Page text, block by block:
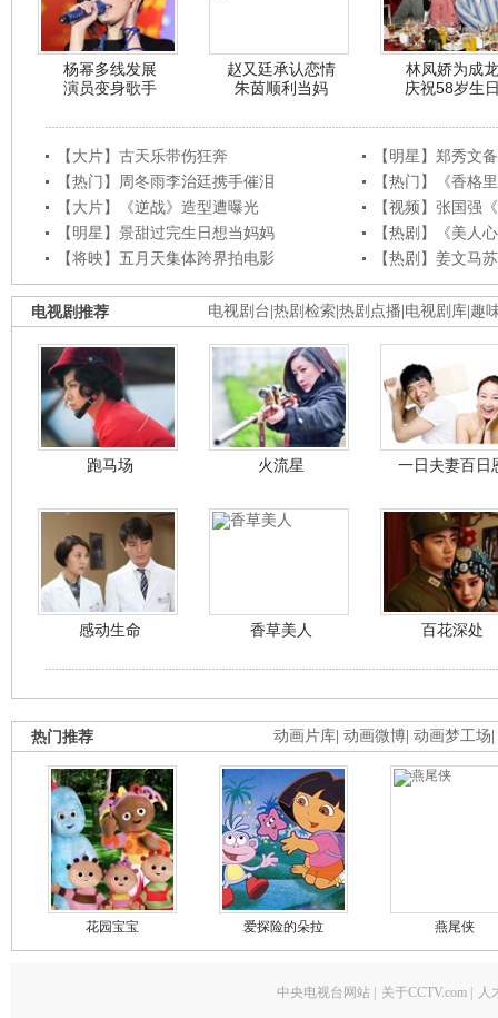
杨幂多线发展
演员变身歌手
赵又廷承认恋情
朱茵顺利当妈
林凤娇为成龙
庆祝58岁生
【大片】古天乐带伤狂奔
【明星】郑秀文
【热门】周冬雨李治廷携手催泪
【热门】《香格
【大片】《逆战》造型遭曝光
【视频】张国强
【明星】景甜过完生日想当妈妈
【热剧】《美人
【将映】五月天集体跨界拍电影
【热剧】姜文马
电视剧台 热剧检索 热剧点播 电视剧库 趣
电视剧推荐
跑马场 火流星 一日夫妻百日
感动生命 香草美人 百花深处
动画片库 动画微博 动画梦工场
热门推荐
花园宝宝 爱探险的朵拉 燕尾侠
中央电视台网站 关于CCTV.com 人